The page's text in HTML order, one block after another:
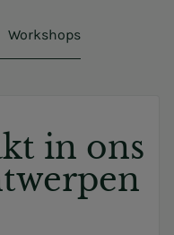
Workshops
in ons